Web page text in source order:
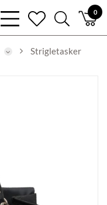
0
bars
light
heart
search
light
Strigletasker